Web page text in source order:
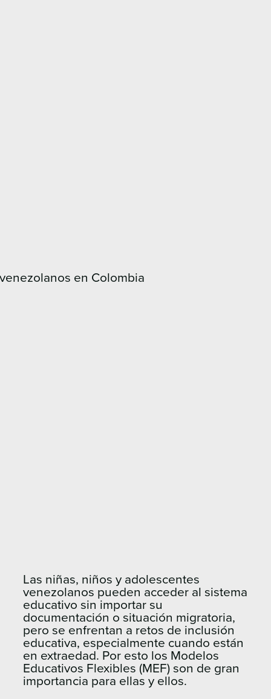
Las niñas, niños y adolescentes
venezolanos pueden acceder al sistema
educativo sin importar su
documentación o situación migratoria,
pero se enfrentan a retos de inclusión
educativa, especialmente cuando están
en extraedad. Por esto los Modelos
Educativos Flexibles (MEF) son de gran
importancia para ellas y ellos.